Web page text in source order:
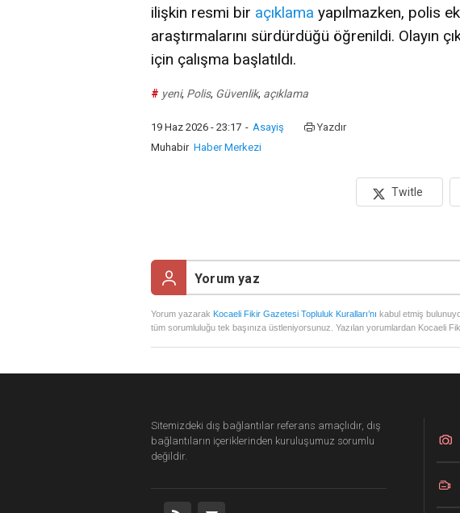
ilişkin resmi bir açıklama yapılmazken, polis
araştırmalarını sürdürdüğü öğrenildi. Olayın
için çalışma başlatıldı.
# yeni, Polis, Güvenlik, açıklama
19 Haz 2026 - 23:17 - Asayiş
Yazdır
Muhabir Haber Merkezi
Twitle
Yorum yazarak Kocaeli Fikir Gazetesi Topluluk Kuralları’nı kabul etmiş
tüm sorumluluğu tek başınıza üstleniyorsunuz. Yazılan yorumlardan Kocaeli
Sitemizdeki dış bağlantılar referans amaçlıdır, dış
bağlantıların içeriklerinden kuruluşumuz sorumlu
değildir.